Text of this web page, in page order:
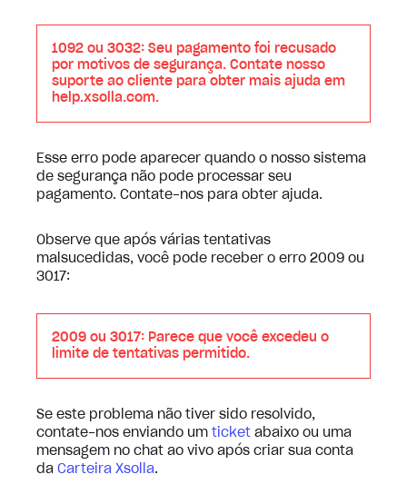
1092 ou 3032: Seu pagamento foi recusado
por motivos de segurança. Contate nosso
suporte ao cliente para obter mais ajuda em
help.xsolla.com.
Esse erro pode aparecer quando o nosso sistema
de segurança não pode processar seu
pagamento. Contate-nos para obter ajuda.
Observe que após várias tentativas
malsucedidas, você pode receber o erro 2009 ou
3017:
2009 ou 3017: Parece que você excedeu o
limite de tentativas permitido.
Se este problema não tiver sido resolvido,
contate-nos enviando um ticket abaixo ou uma
mensagem no chat ao vivo após criar sua conta
da Carteira Xsolla.